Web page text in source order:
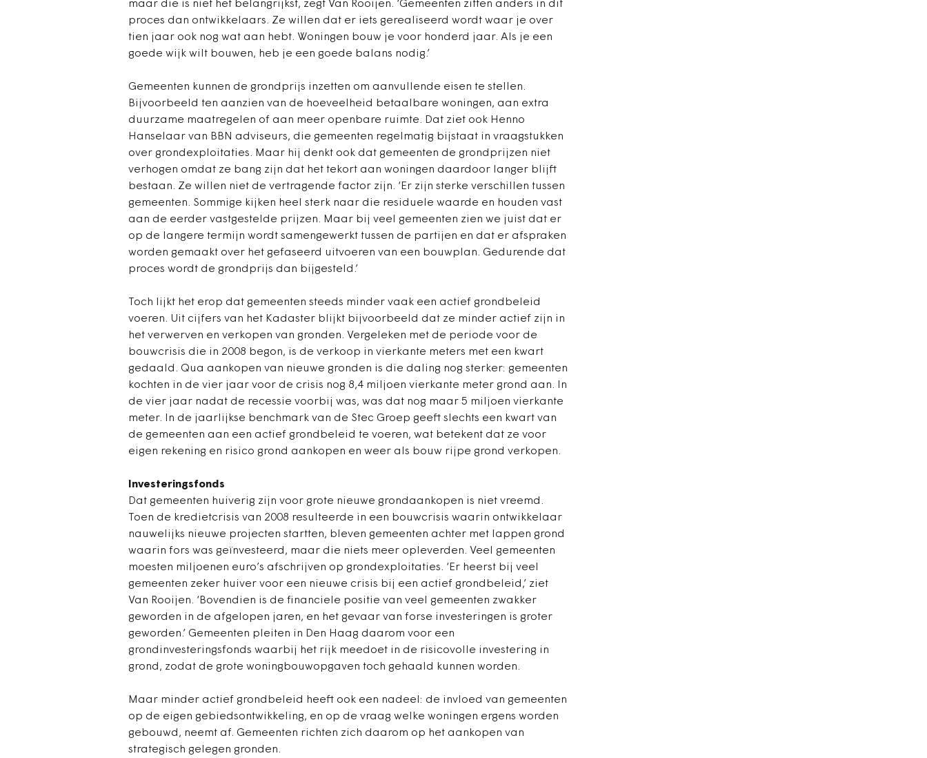
maar die is niet het belangrijkst, zegt Van Rooijen. ‘Gemeenten zitten anders in dit
proces dan ontwikkelaars. Ze willen dat er iets gerealiseerd wordt waar je over
tien jaar ook nog wat aan hebt. Woningen bouw je voor honderd jaar. Als je een
goede wijk wilt bouwen, heb je een goede balans nodig.’
Gemeenten kunnen de grondprijs inzetten om aanvullende eisen te stellen.
Bijvoorbeeld ten aanzien van de hoeveelheid betaalbare woningen, aan extra
duurzame maatregelen of aan meer openbare ruimte. Dat ziet ook Henno
Hanselaar van BBN adviseurs, die gemeenten regelmatig bijstaat in vraagstukken
over grondexploitaties. Maar hij denkt ook dat gemeenten de grondprijzen niet
verhogen omdat ze bang zijn dat het tekort aan woningen daardoor langer blijft
bestaan. Ze willen niet de vertragende factor zijn. ‘Er zijn sterke verschillen tussen
gemeenten. Sommige kijken heel sterk naar die residuele waarde en houden vast
aan de eerder vastgestelde prijzen. Maar bij veel gemeenten zien we juist dat er
op de langere termijn wordt samengewerkt tussen de partijen en dat er afspraken
worden gemaakt over het gefaseerd uitvoeren van een bouwplan. Gedurende dat
proces wordt de grondprijs dan bijgesteld.’
Toch lijkt het erop dat gemeenten steeds minder vaak een actief grondbeleid
voeren. Uit cijfers van het Kadaster blijkt bijvoorbeeld dat ze minder actief zijn in
het verwerven en verkopen van gronden. Vergeleken met de periode voor de
bouwcrisis die in 2008 begon, is de verkoop in vierkante meters met een kwart
gedaald. Qua aankopen van nieuwe gronden is die daling nog sterker: gemeenten
kochten in de vier jaar voor de crisis nog 8,4 miljoen vierkante meter grond aan. In
de vier jaar nadat de recessie voorbij was, was dat nog maar 5 miljoen vierkante
meter. In de jaarlijkse benchmark van de Stec Groep geeft slechts een kwart van
de gemeenten aan een actief grondbeleid te voeren, wat betekent dat ze voor
eigen rekening en risico grond aankopen en weer als bouw rijpe grond verkopen.
Investeringsfonds
Dat gemeenten huiverig zijn voor grote nieuwe grondaankopen is niet vreemd.
Toen de kredietcrisis van 2008 resulteerde in een bouwcrisis waarin ontwikkelaar
nauwelijks nieuwe projecten startten, bleven gemeenten achter met lappen grond
waarin fors was geïnvesteerd, maar die niets meer opleverden. Veel gemeenten
moesten miljoenen euro’s afschrijven op grondexploitaties. ‘Er heerst bij veel
gemeenten zeker huiver voor een nieuwe crisis bij een actief grondbeleid,’ ziet
Van Rooijen. ‘Bovendien is de financiele positie van veel gemeenten zwakker
geworden in de afgelopen jaren, en het gevaar van forse investeringen is groter
geworden.’ Gemeenten pleiten in Den Haag daarom voor een
grondinvesteringsfonds waarbij het rijk meedoet in de risicovolle investering in
grond, zodat de grote woningbouwopgaven toch gehaald kunnen worden.
Maar minder actief grondbeleid heeft ook een nadeel: de invloed van gemeenten
op de eigen gebiedsontwikkeling, en op de vraag welke woningen ergens worden
gebouwd, neemt af. Gemeenten richten zich daarom op het aankopen van
strategisch gelegen gronden.